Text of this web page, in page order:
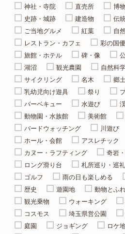
神社・寺院
直売所 博
史跡・城跡
建造物 伝
ご当地グルメ
紅葉 自
レストラン・カフェ
彩の国
旅館・ホテル
碑・像
湖沼
観光農園 自然科
サイクリング
名木 郷
乳幼児向け遊具
祭り
バーベキュー
水遊び
動物園・水族館
美術館
バードウォッチング
川遊び
ホール・会館
アスレチック
カヌー・ラフティング
奇岩
ロング滑り台
札所巡り・巡礼
ゴルフ
雨の日も楽しめる
歴史
遊園地 動物とふ
観光乗物
ウォーキング
コスモス
埼玉県営公園
庭園
ジョギング ロケ